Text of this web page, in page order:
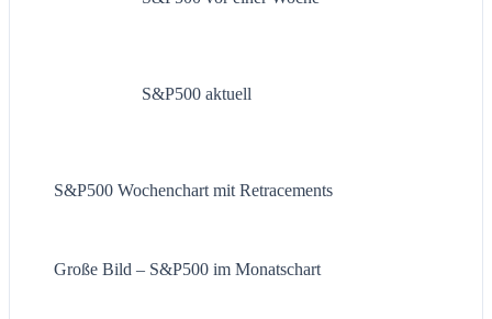
S&P500 aktuell
S&P500 Wochenchart mit Retracements
Große Bild – S&P500 im Monatschart